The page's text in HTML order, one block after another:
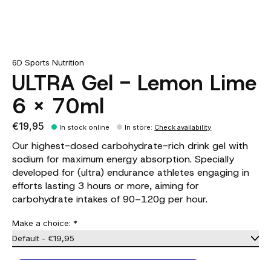
6D Sports Nutrition
ULTRA Gel - Lemon Lime
6 X 70ml
€19,95 In stock online In store: Check availability
Our highest-dosed carbohydrate-rich drink gel with
sodium for maximum energy absorption. Specially
developed for (ultra) endurance athletes engaging in
efforts lasting 3 hours or more, aiming for
carbohydrate intakes of 90–120g per hour.
Make a choice: *